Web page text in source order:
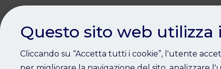
Questo sito web utilizza
Cliccando su “Accetta tutti i cookie”, l'utente